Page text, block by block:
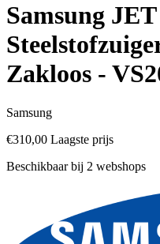
Samsung
Zakloos -
Samsung
€310,00 Laagste prijs
Beschikbaar bij 2 webshops